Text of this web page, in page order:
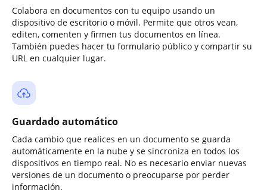
Colabora en documentos con tu equipo usando un
dispositivo de escritorio o móvil. Permite que otros vean,
editen, comenten y firmen tus documentos en línea.
También puedes hacer tu formulario público y compartir su
URL en cualquier lugar.
Guardado automático
Cada cambio que realices en un documento se guarda
automáticamente en la nube y se sincroniza en todos los
dispositivos en tiempo real. No es necesario enviar nuevas
versiones de un documento o preocuparse por perder
información.